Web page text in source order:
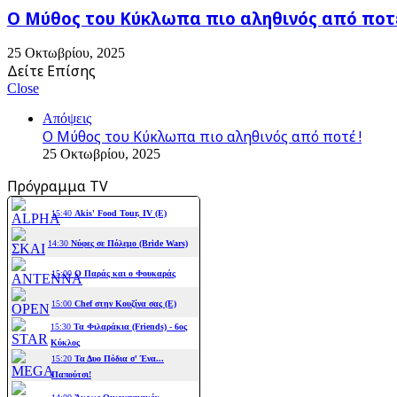
Ο Μύθος του Κύκλωπα πιο αληθινός από
25 Οκτωβρίου, 2025
Δείτε Επίσης
Close
Απόψεις
Ο Μύθος του Κύκλωπα πιο αληθινός από ποτέ !
25 Οκτωβρίου, 2025
Πρόγραμμα TV